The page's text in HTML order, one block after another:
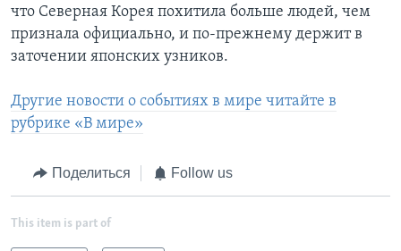
что Северная Корея похитила больше людей, чем
признала официально, и по-прежнему держит в
заточении японских узников.
Другие новости о событиях в мире читайте в
рубрике «В мире»
Поделиться Follow us
This item is part of